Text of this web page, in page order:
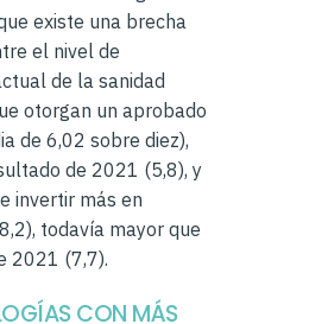
existe una brecha
el nivel de
de la sanidad
otorgan un aprobado
de 6,02 sobre diez),
de 2021 (5,8), y
invertir más en
todavía mayor que
2021 (7,7).
CON MÁS